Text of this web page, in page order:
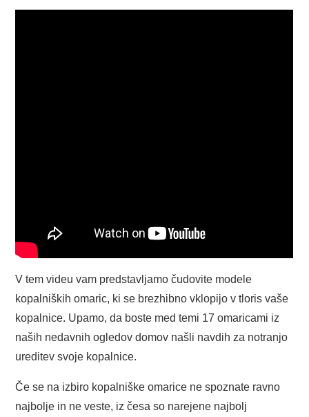
V tem videu vam predstavljamo čudovite modele
kopalniških omaric, ki se brezhibno vklopijo v tloris vaše
kopalnice. Upamo, da boste med temi 17 omaricami iz
naših nedavnih ogledov domov našli navdih za notranjo
ureditev svoje kopalnice.
Če se na izbiro kopalniške omarice ne spoznate ravno
najbolje in ne veste, iz česa so narejene najbolj